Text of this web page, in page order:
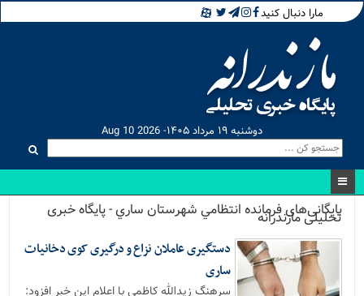
مارا دنبال کنید
دوشنبه ۱۹ مرداد ۱۴۰۵- Aug 10 2026
بایگانی‌های فرمانده انتظامي شهرستان ساري - پایگاه خبری
تحلیلی مازندرانه
دستگیری عاملان نزاع و درگیری کوی دخانیات
ساری
سرهنگ زیدالله کاظمی با اعلام این خبر افزود: